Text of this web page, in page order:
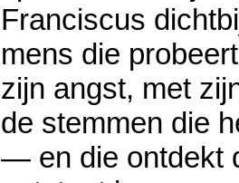
Franciscus
mens die
zijn angst, met
de stemmen die
— en die ontdekt